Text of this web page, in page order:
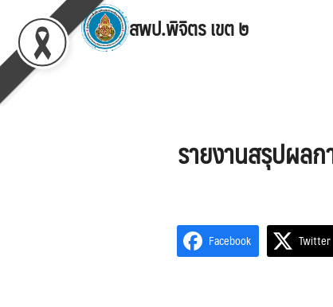
content
สพป.พิจิตร เขต ๒
รายงานสรุปผล
Facebook Twitter